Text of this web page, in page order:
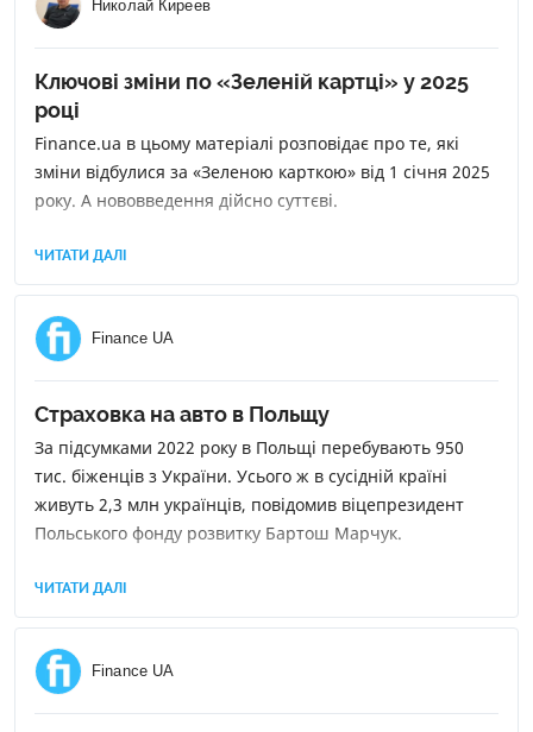
Николай Киреев
Ключові зміни по «Зеленій картці» у 2025
році
Finance.ua в цьому матеріалі розповідає про те, які
зміни відбулися за «Зеленою карткою» від 1 січня 2025
року. А нововведення дійсно суттєві.
ЧИТАТИ ДАЛІ
Finance UA
Страховка на авто в Польщу
За підсумками 2022 року в Польщі перебувають 950
тис. біженців з України. Усього ж в сусідній країні
живуть 2,3 млн українців, повідомив віцепрезидент
Польського фонду розвитку Бартош Марчук.
ЧИТАТИ ДАЛІ
Finance UA